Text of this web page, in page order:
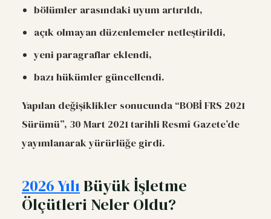
bölümler arasındaki uyum artırıldı,
açık olmayan düzenlemeler netleştirildi,
yeni paragraflar eklendi,
bazı hükümler güncellendi.
Yapılan değişiklikler sonucunda “BOBİ FRS 2021
Sürümü”, 30 Mart 2021 tarihli Resmî Gazete’de
yayımlanarak yürürlüğe girdi.
2026 YılıBüyük İşletme
Ölçütleri Neler Oldu?